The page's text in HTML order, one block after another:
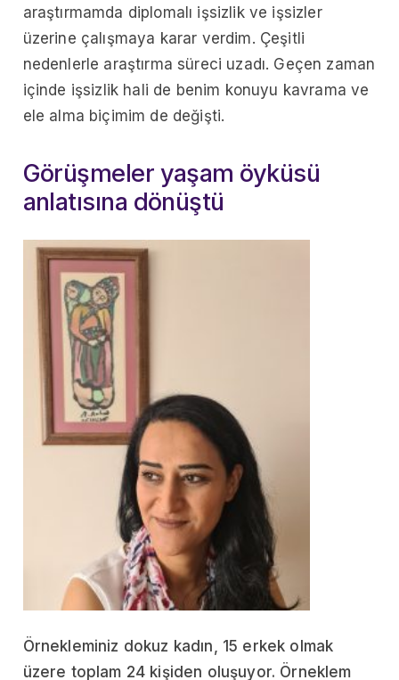
araştırmamda diplomalı işsizlik ve işsizler
üzerine çalışmaya karar verdim. Çeşitli
nedenlerle araştırma süreci uzadı. Geçen zaman
içinde işsizlik hali de benim konuyu kavrama ve
ele alma biçimim de değişti.
Görüşmeler yaşam öyküsü
anlatısına dönüştü
Örnekleminiz dokuz kadın, 15 erkek olmak
üzere toplam 24 kişiden oluşuyor. Örneklem